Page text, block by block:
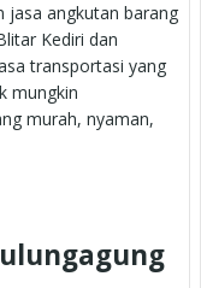
jasa angkutan barang
Kediri dan
transportasi yang
mungkin
murah, nyaman,